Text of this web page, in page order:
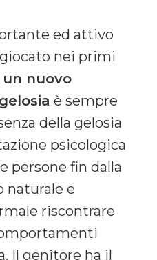
ed attivo
nei primi
nuovo
gelosia è sempre
della gelosia
psicologica
persone fin dalla
naturale e
riscontrare
Il genitore ha il